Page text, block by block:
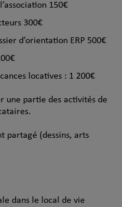
150€
300€
d’orientation ERP 500€
locatives : 1 200€
une partie des activités de
partagé (dessins, arts
dans le local de vie